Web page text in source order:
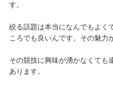
す。
絞る話題は本当になんでもよく
ころでも良いんです。その魅力
その競技に興味が湧かなくても
あります。